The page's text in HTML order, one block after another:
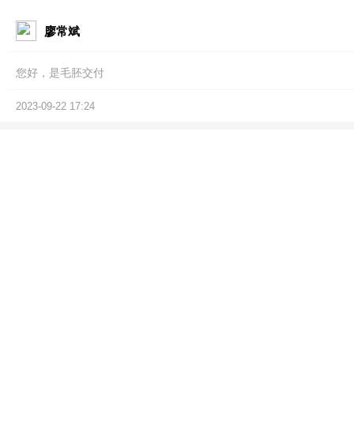
廖常斌
您好，是毛胚交付
2023-09-22 17:24